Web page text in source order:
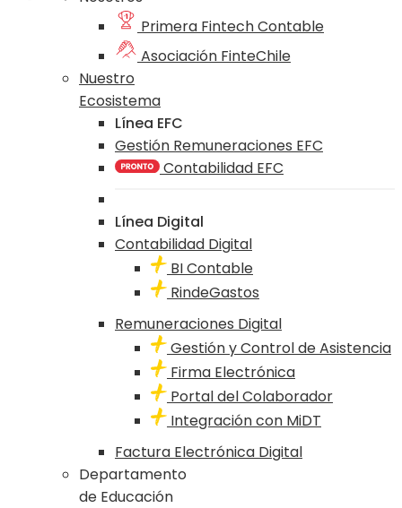
Primera Fintech Contable
Asociación FinteChile
Nuestro
Ecosistema
Línea EFC
Gestión Remuneraciones EFC
Contabilidad EFC
Línea Digital
Contabilidad Digital
BI Contable
RindeGastos
Remuneraciones Digital
Gestión y Control de Asistencia
Firma Electrónica
Portal del Colaborador
Integración con MiDT
Factura Electrónica Digital
Departamento
de Educación